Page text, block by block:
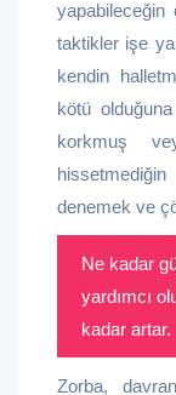
taktikler işe
kendin
kötü
korkmuş
denemek ve
Ne kadar
yardımcı
kadar artar.
Zorba,